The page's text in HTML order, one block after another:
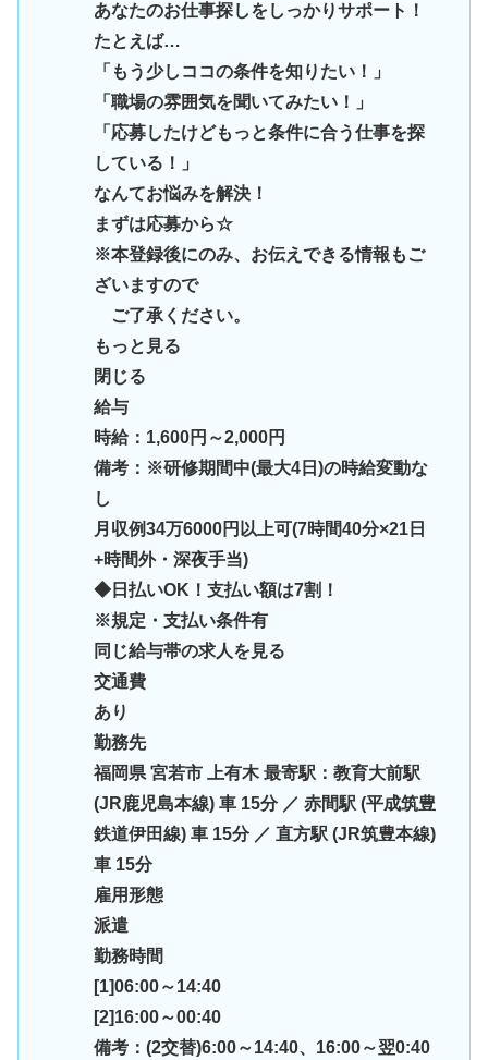
あなたのお仕事探しをしっかりサポート！
たとえば…
「もう少しココの条件を知りたい！」
「職場の雰囲気を聞いてみたい！」
「応募したけどもっと条件に合う仕事を探
している！」
なんてお悩みを解決！
まずは応募から☆
※本登録後にのみ、お伝えできる情報もご
ざいますので
ご了承ください。
もっと見る
閉じる
給与
時給：1,600円～2,000円
備考：※研修期間中(最大4日)の時給変動な
し
月収例34万6000円以上可(7時間40分×21日
+時間外・深夜手当)
◆日払いOK！支払い額は7割！
※規定・支払い条件有
同じ給与帯の求人を見る
交通費
あり
勤務先
福岡県 宮若市 上有木 最寄駅：教育大前駅
(JR鹿児島本線) 車 15分 ／ 赤間駅 (平成筑豊
鉄道伊田線) 車 15分 ／ 直方駅 (JR筑豊本線)
車 15分
雇用形態
派遣
勤務時間
[1]06:00～14:40
[2]16:00～00:40
備考：(2交替)6:00～14:40、16:00～翌0:40